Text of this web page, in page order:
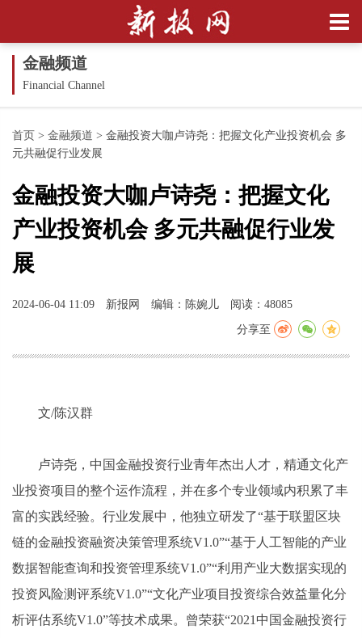
金融频道
Financial Channel
首页 > 金融频道 > 金融投资大咖卢诗尧：把握文化产业投资机会 多
元共融促行业发展
金融投资大咖卢诗尧：把握文化
产业投资机会 多元共融促行业发
展
2024-06-04 11:09 新报网 编辑：陈婉儿 阅读：48085
分享至
文/陈汉群
卢诗尧，中国金融投资行业青年杰出人才，精通文化产
业投资项目的整个运作流程，并在多个专业领域内积累了丰
富的实践经验。行业发展中，他独立研发了“基于联盟区块
链的金融投资融资决策管理系统V1.0”“基于人工智能的产业
数据智能查询和投资管理系统V1.0”“利用产业大数据实现的
投资风险测评系统V1.0”“文化产业项目投资综合效益量化分
析评估系统V1.0”等技术成果。曾荣获“2021中国金融投资行